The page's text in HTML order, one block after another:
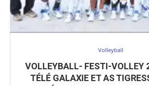
Volleyball
VOLLEYBALL- FESTI-VOLLEY
TÉLÉ GALAXIE ET AS